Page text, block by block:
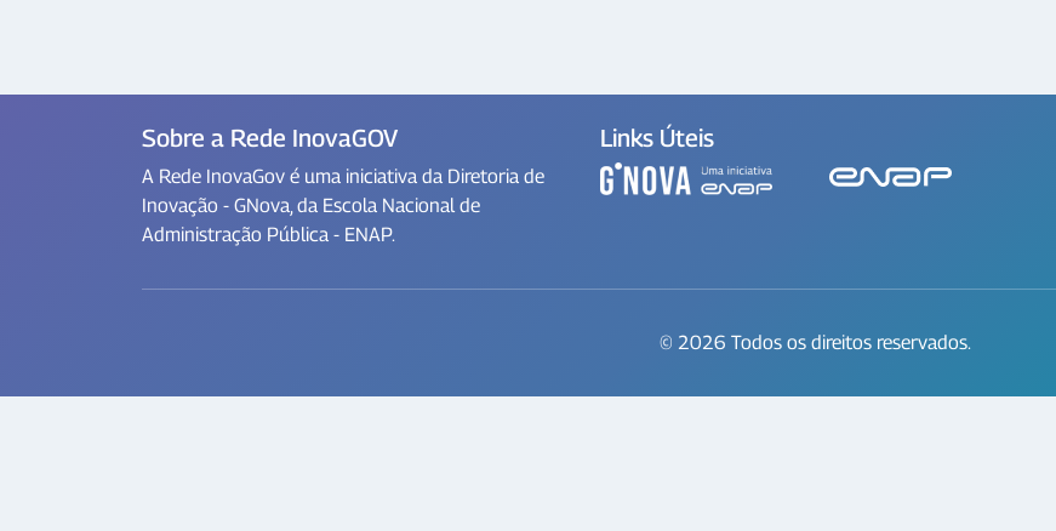
Sobre a Rede InovaGOV
A Rede InovaGov é uma iniciativa da Diretoria de
Inovação - GNova, da Escola Nacional de
Administração Pública - ENAP.
Links Úteis
© 2026 Todos os direitos reservados.